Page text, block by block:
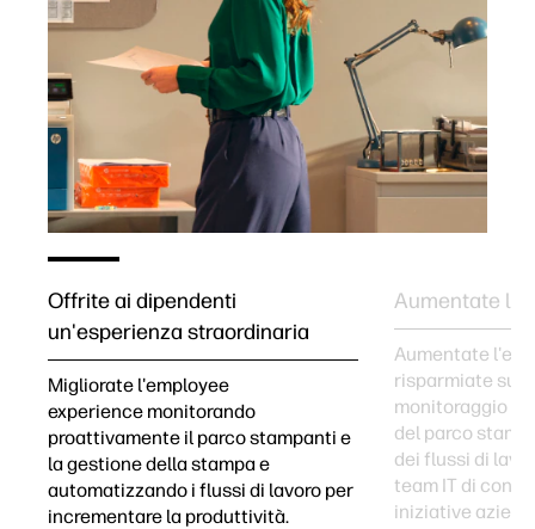
Offrite ai dipendenti
un'esperienza straordinaria
Migliorate l'employee
experience monitorando
proattivamente il parco stampanti e
la gestione della stampa e
automatizzando i flussi di lavoro per
incrementare la produttività.
Aumentate
Aumentate
risparmiate sui
monitoraggio
del parco
dei flussi di
team IT di
iniziative